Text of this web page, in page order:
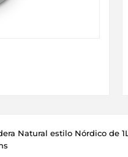
Natural estilo Nórdico de